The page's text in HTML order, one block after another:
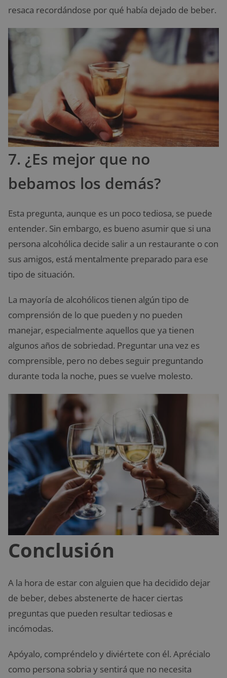
resaca recordándose por qué había dejado de beber.
7. ¿Es mejor que no
bebamos los demás?
Esta pregunta, aunque es un poco tediosa, se puede
entender. Sin embargo, es bueno asumir que si una
persona alcohólica decide salir a un restaurante o con
sus amigos, está mentalmente preparado para ese
tipo de situación.
La mayoría de alcohólicos tienen algún tipo de
comprensión de lo que pueden y no pueden
manejar, especialmente aquellos que ya tienen
algunos años de sobriedad. Preguntar una vez es
comprensible, pero no debes seguir preguntando
durante toda la noche, pues se vuelve molesto.
Conclusión
A la hora de estar con alguien que ha decidido dejar
de beber, debes abstenerte de hacer ciertas
preguntas que pueden resultar tediosas e
incómodas.
Apóyalo, compréndelo y diviértete con él. Aprécialo
como persona sobria y sentirá que no necesita